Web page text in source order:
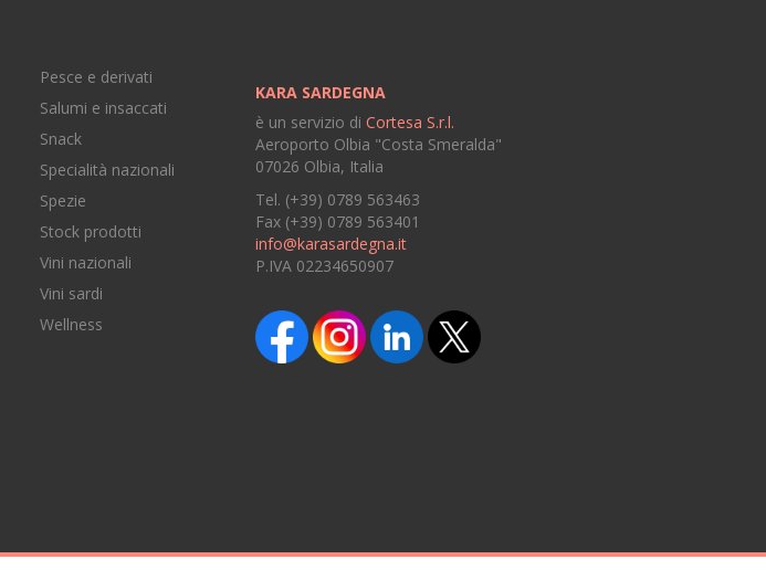
Pesce e derivati
Salumi e insaccati
Snack
Specialità nazionali
Spezie
Stock prodotti
Vini nazionali
Vini sardi
Wellness
KARA SARDEGNA
è un servizio di Cortesa S.r.l.
Aeroporto Olbia "Costa Smeralda"
07026 Olbia, Italia
Tel. (+39) 0789 563463
Fax (+39) 0789 563401
info@karasardegna.it
P.IVA 02234650907